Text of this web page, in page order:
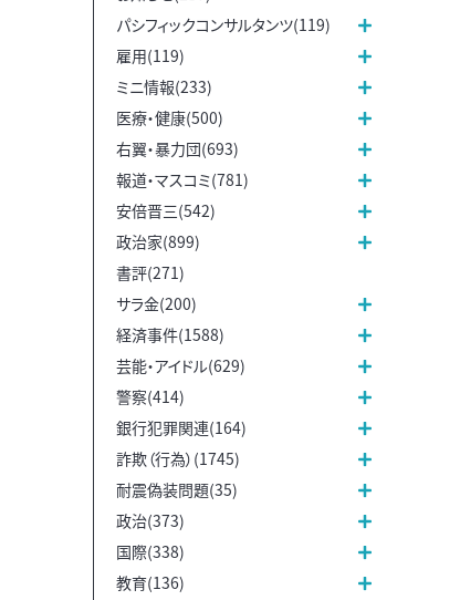
パシフィックコンサルタンツ(119)
雇用(119)
ミニ情報(233)
医療・健康(500)
右翼・暴力団(693)
報道・マスコミ(781)
安倍晋三(542)
政治家(899)
書評(271)
サラ金(200)
経済事件(1588)
芸能・アイドル(629)
警察(414)
銀行犯罪関連(164)
詐欺（行為）(1745)
耐震偽装問題(35)
政治(373)
国際(338)
教育(136)